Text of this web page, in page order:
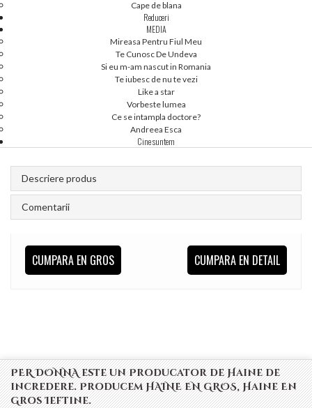
Cape de blana
Reduceri
MEDIA
Mireasa Pentru Fiul Meu
Te Cunosc De Undeva
Si eu m-am nascut in Romania
Te iubesc de nu te vezi
Like a star
Vorbeste lumea
Ce se intampla doctore?
Andreea Esca
Cine suntem
Descriere produs
Comentarii
combinatie nu exista pentru acest produs. Va rugam sa alegeti o alta.
Pentru a vizualiza preturile si a plasa o comanda trebuie sa fii
CUMPARA EN GROS CUMPARA EN DETAIL
PER DONNA este un Producator de Haine de
incredere. Producem HAINE EN GROS, Haine En
Gros Ieftine.